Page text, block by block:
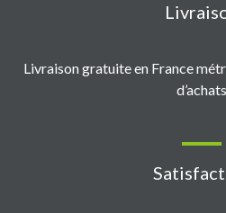
Livraison gratuite en France
d’achats